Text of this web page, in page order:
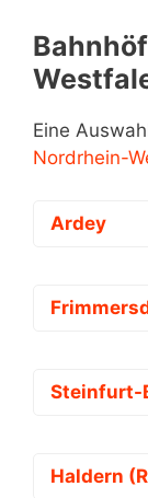
Eine
Nordrhein-
Ardey
Steinfurt-
Haldern